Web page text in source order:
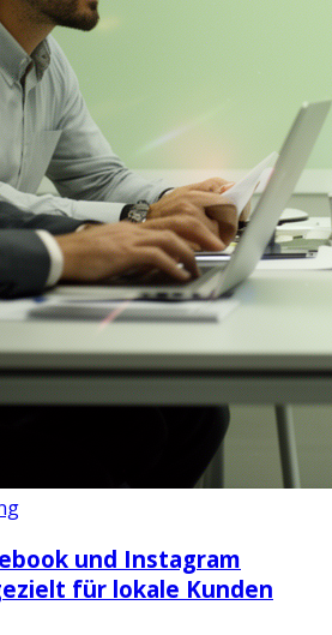
und Instagram
für lokale Kunden